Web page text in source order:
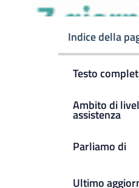
Indice della
Testo
Ambito di
assistenza
Parliamo di
Ultimo